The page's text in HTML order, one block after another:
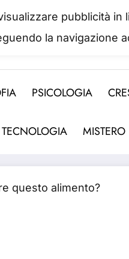
DEL
vera idea del suo
PSICOLOGIA
TECNOLOGIA MISTERO
questo alimento?
pubblicità
la navigazione